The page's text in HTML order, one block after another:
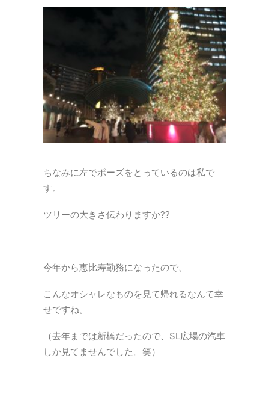
ちなみに左でポーズをとっているのは私で
す。
ツリーの大きさ伝わりますか??
今年から恵比寿勤務になったので、
こんなオシャレなものを見て帰れるなんて幸
せですね。
（去年までは新橋だったので、SL広場の汽車
しか見てませんでした。笑）